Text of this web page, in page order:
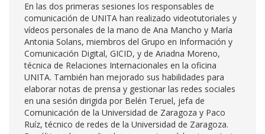
En las dos primeras sesiones los responsables de
comunicación de UNITA han realizado videotutoriales y
vídeos personales de la mano de Ana Mancho y María
Antonia Solans, miembros del Grupo en Información y
Comunicación Digital, GICID, y de Ariadna Moreno,
técnica de Relaciones Internacionales en la oficina
UNITA. También han mejorado sus habilidades para
elaborar notas de prensa y gestionar las redes sociales
en una sesión dirigida por Belén Teruel, jefa de
Comunicación de la Universidad de Zaragoza y Paco
Ruíz, técnico de redes de la Universidad de Zaragoza.